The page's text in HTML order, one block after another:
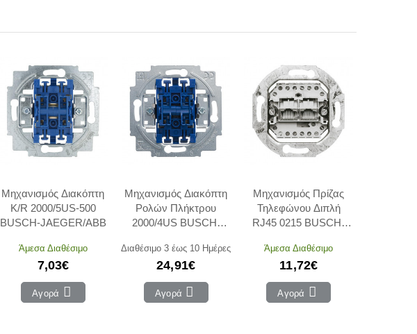
Μηχανισμός Διακόπτη
K/R 2000/5US-500
BUSCH-JAEGER/ABB
Άμεσα Διαθέσιμο
7,03€
Αγορά
Μηχανισμός Διακόπτη
Ρολών Πλήκτρου
2000/4US BUSCH-
Διαθέσιμο 3 έως 10 Ημέρες
24,91€
Αγορά
Μηχανισμός Πρίζας
Τηλεφώνου Διπλή
RJ45 0215 BUSCH-
Άμεσα Διαθέσιμο
11,72€
Αγορά